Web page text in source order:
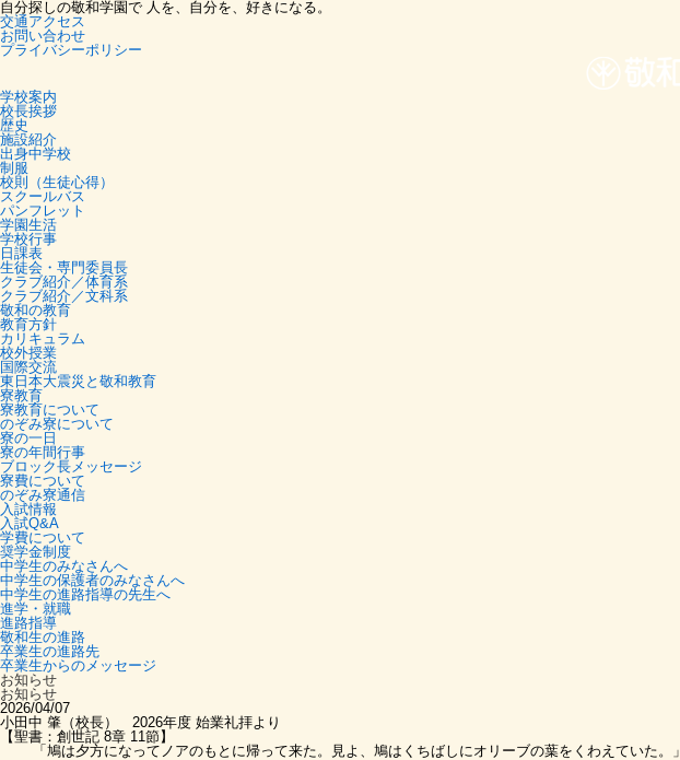
自分探しの敬和学園で 人を、自分を、好きになる。
交通アクセス
お問い合わせ
プライバシーポリシー
学校案内
校長挨拶
歴史
施設紹介
出身中学校
制服
校則（生徒心得）
スクールバス
パンフレット
学園生活
学校行事
日課表
生徒会・専門委員長
クラブ紹介／体育系
クラブ紹介／文科系
敬和の教育
教育方針
カリキュラム
校外授業
国際交流
東日本大震災と敬和教育
寮教育
寮教育について
のぞみ寮について
寮の一日
寮の年間行事
ブロック長メッセージ
寮費について
のぞみ寮通信
入試情報
入試Q&A
学費について
奨学金制度
中学生のみなさんへ
中学生の保護者のみなさんへ
中学生の進路指導の先生へ
進学・就職
進路指導
敬和生の進路
卒業生の進路先
卒業生からのメッセージ
お知らせ
お知らせ
2026/04/07
小田中 肇（校長） 2026年度 始業礼拝より
【聖書：創世記 8章 11節】
「鳩は夕方になってノアのもとに帰って来た。見よ、鳩はくちばしにオリーブの葉をくわえていた。」